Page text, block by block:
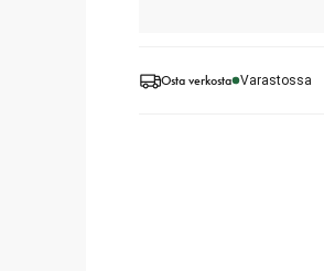
Osta verkosta Varastossa